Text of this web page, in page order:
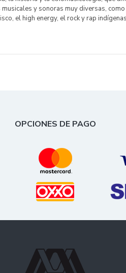
y sonoras muy diversas,
el high energy, el rock y rap
OPCIONES DE PAGO